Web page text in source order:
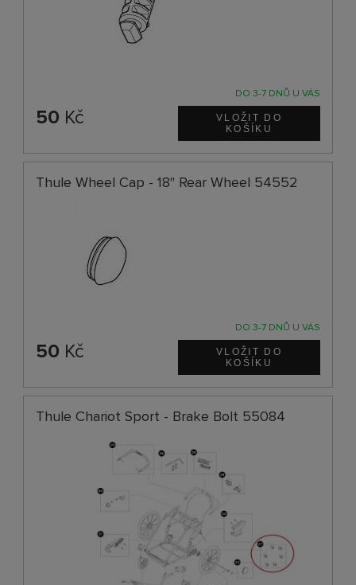
DO 3-7 DNŮ U VÁS
50 Kč
Thule Wheel Cap - 18" Rear Wheel 54552
DO 3-7 DNŮ U VÁS
50 Kč
Thule Chariot Sport - Brake Bolt 55084